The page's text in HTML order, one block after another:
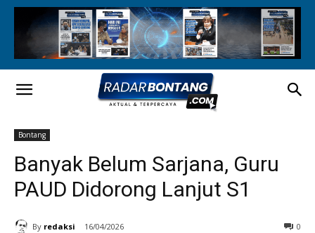
Bontang
Banyak Belum Sarjana, Guru
PAUD Didorong Lanjut S1
By redaksi 16/04/2026 0